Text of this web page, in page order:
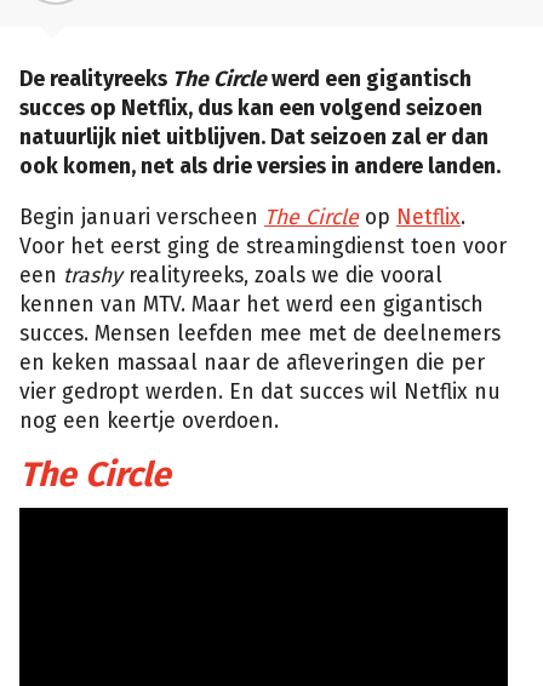
De realityreeks The Circlewerd een gigantisch
succes op Netflix, dus kan een volgend seizoen
natuurlijk niet uitblijven. Dat seizoen zal er dan
ook komen, net als drie versies in andere landen.
Begin januari verscheen The Circleop Netflix.
Voor het eerst ging de streamingdienst toen voor
een trashyrealityreeks, zoals we die vooral
kennen van MTV. Maar het werd een gigantisch
succes. Mensen leefden mee met de deelnemers
en keken massaal naar de afleveringen die per
vier gedropt werden. En dat succes wil Netflix nu
nog een keertje overdoen.
The Circle